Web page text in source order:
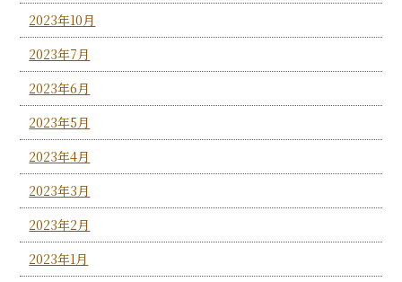
2023年10月
2023年7月
2023年6月
2023年5月
2023年4月
2023年3月
2023年2月
2023年1月